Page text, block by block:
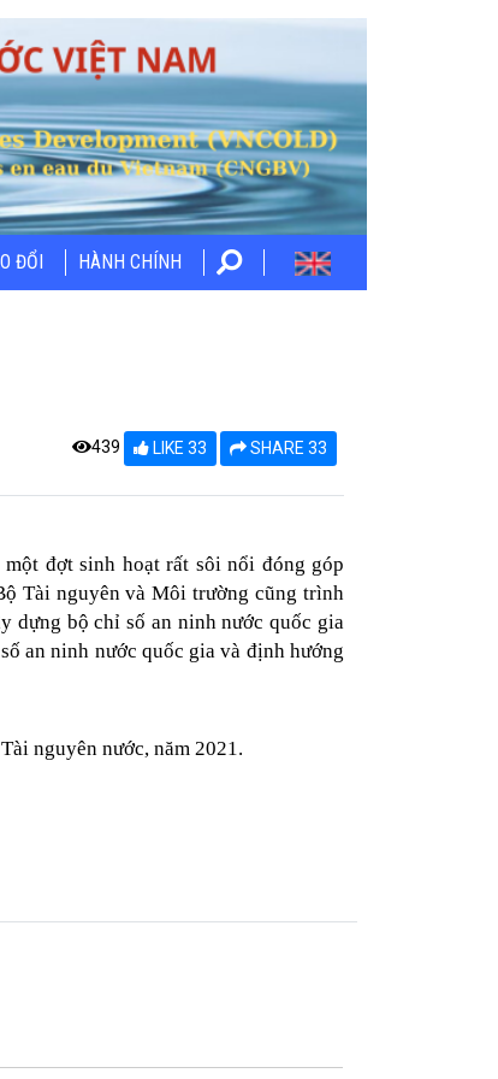
ĐỔI HÀNH CHÍNH
439 LIKE 33 SHARE 33
đợt sinh hoạt rất sôi nổi đóng góp
Tài nguyên và Môi trường cũng trình
dựng bộ chỉ số an ninh nước quốc gia
an ninh nước quốc gia và định hướng
nguyên nước, năm 2021.